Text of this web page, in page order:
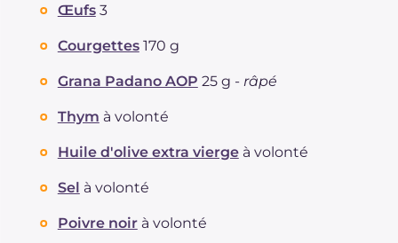
Œufs 3
Courgettes 170 g
Grana Padano AOP 25 g - râpé
Thym à volonté
Huile d'olive extra vierge à volonté
Sel à volonté
Poivre noir à volonté